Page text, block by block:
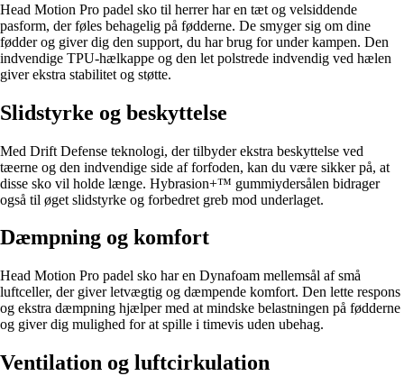
Head Motion Pro padel sko til herrer har en tæt og velsiddende
pasform, der føles behagelig på fødderne. De smyger sig om dine
fødder og giver dig den support, du har brug for under kampen. Den
indvendige TPU-hælkappe og den let polstrede indvendig ved hælen
giver ekstra stabilitet og støtte.
Slidstyrke og beskyttelse
Med Drift Defense teknologi, der tilbyder ekstra beskyttelse ved
tæerne og den indvendige side af forfoden, kan du være sikker på, at
disse sko vil holde længe. Hybrasion+™ gummiydersålen bidrager
også til øget slidstyrke og forbedret greb mod underlaget.
Dæmpning og komfort
Head Motion Pro padel sko har en Dynafoam mellemsål af små
luftceller, der giver letvægtig og dæmpende komfort. Den lette respons
og ekstra dæmpning hjælper med at mindske belastningen på fødderne
og giver dig mulighed for at spille i timevis uden ubehag.
Ventilation og luftcirkulation